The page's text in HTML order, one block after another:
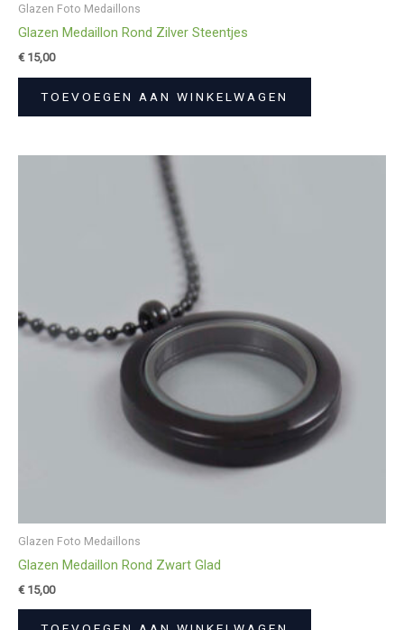
Glazen Foto Medaillons
Glazen Medaillon Rond Zilver Steentjes
€15,00
TOEVOEGEN AAN WINKELWAGEN
Glazen Foto Medaillons
Glazen Medaillon Rond Zwart Glad
€15,00